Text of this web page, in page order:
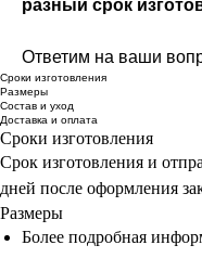
разный срок
Ответим на ваши
Сроки изготовления
Размеры
Состав и уход
Доставка и оплата
Сроки изготовления
Срок изготовления и
дней после оформления
Размеры
Более подробная